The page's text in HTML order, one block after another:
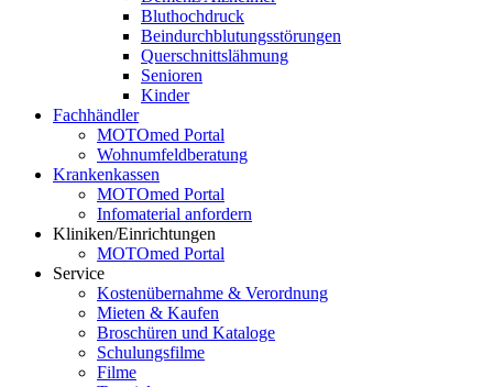
Bluthochdruck
Beindurchblutungsstörungen
Querschnittslähmung
Senioren
Kinder
Fachhändler
MOTOmed Portal
Wohnumfeldberatung
Krankenkassen
MOTOmed Portal
Infomaterial anfordern
Kliniken/Einrichtungen
MOTOmed Portal
Service
Kostenübernahme & Verordnung
Mieten & Kaufen
Broschüren und Kataloge
Schulungsfilme
Filme